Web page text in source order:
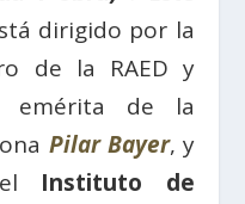
dirigido por la
de la RAED y
emérita de la
Pilar Bayer, y
Instituto de